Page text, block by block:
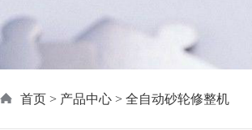
首页 > 产品中心 > 全自动砂轮修整机